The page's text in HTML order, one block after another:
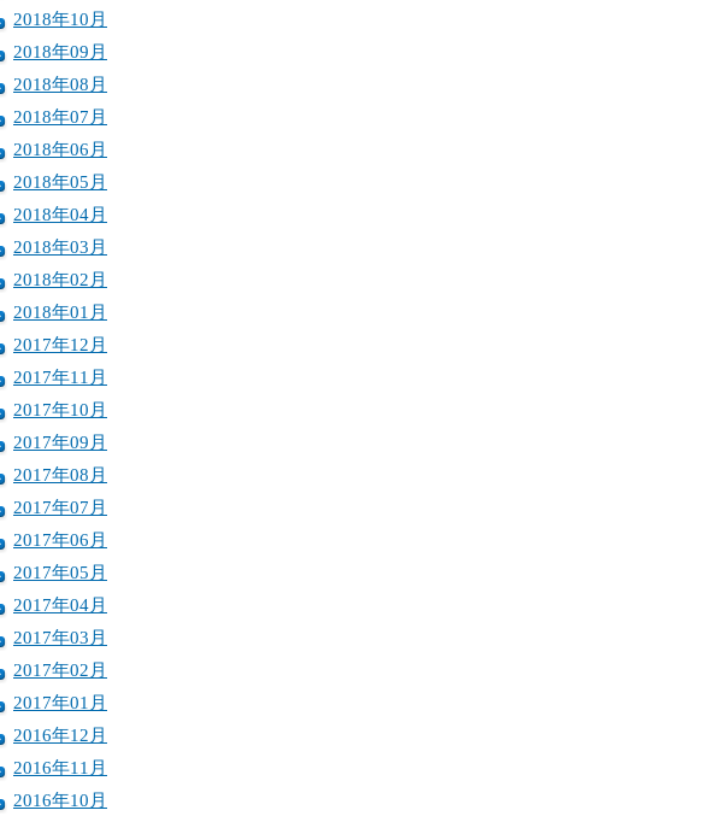
2018年10月
2018年09月
2018年08月
2018年07月
2018年06月
2018年05月
2018年04月
2018年03月
2018年02月
2018年01月
2017年12月
2017年11月
2017年10月
2017年09月
2017年08月
2017年07月
2017年06月
2017年05月
2017年04月
2017年03月
2017年02月
2017年01月
2016年12月
2016年11月
2016年10月